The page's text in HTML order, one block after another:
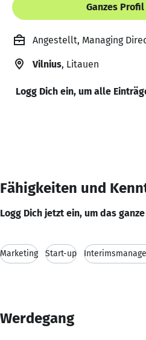
Ganzes
Angestellt, Managing
Vilnius, Litauen
Logg Dich ein, um alle
Fähigkeiten und
Logg Dich jetzt ein, um das
Marketing Start-up
Werdegang